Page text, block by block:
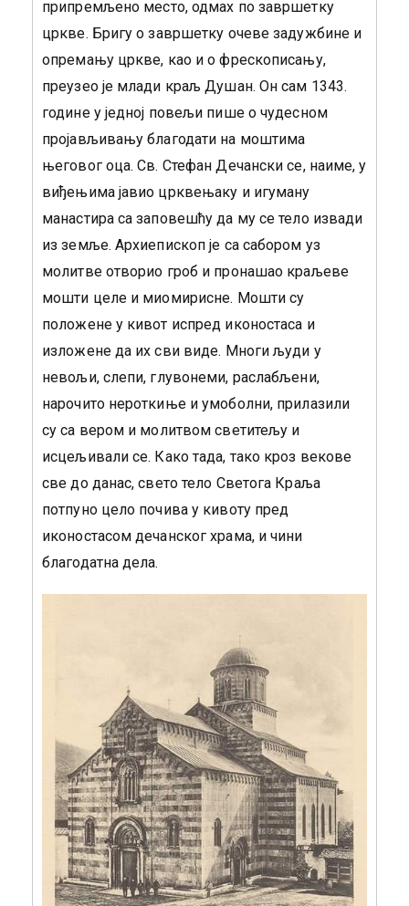
припремљено место, одмах по завршетку
цркве. Бригу о завршетку очеве задужбине и
опремању цркве, као и о фрескописању,
преузео је млади краљ Душан. Он сам 1343.
године у једној повељи пише о чудесном
пројављивању благодати на моштима
његовог оца. Св. Стефан Дечански се, наиме, у
виђењима јавио црквењаку и игуману
манастира са заповешћу да му се тело извади
из земље. Архиепископ је са сабором уз
молитве отворио гроб и пронашао краљеве
мошти целе и миомирисне. Мошти су
положене у кивот испред иконостаса и
изложене да их сви виде. Многи људи у
невољи, слепи, глувонеми, раслабљени,
нарочито нероткиње и умоболни, прилазили
су са вером и молитвом светитељу и
исцељивали се. Како тада, тако кроз векове
све до данас, свето тело Светога Краља
потпуно цело почива у кивоту пред
иконостасом дечанског храма, и чини
благодатна дела.